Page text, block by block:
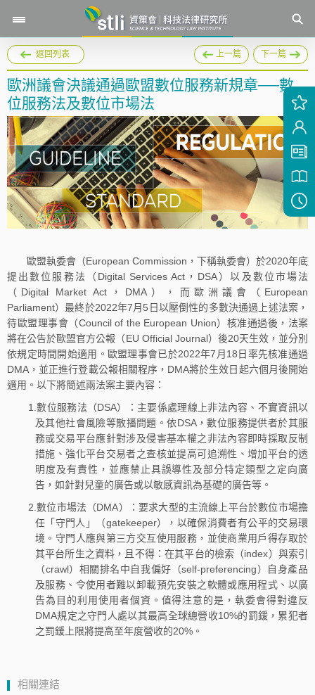
返回列表 上一篇 下一篇
歐洲議會決議通過歐盟數位服務新規章──數
位服務法及數位市場法
歐盟執委會（European Commission，下稱執委會）於2020年底
提出數位服務法（Digital Services Act，DSA）以及數位市場法
（Digital Market Act，DMA），而歐洲議會（European
Parliament）最終於2022年7月5日以壓倒性的多數決通過上述法案，
待歐盟理事會（Council of the European Union）核准通過後，法案
將在公告於歐盟官方公報（EU Official Journal）後20天生效，並分別
依規定時間開始適用。歐盟理事會已於2022年7月18日率先核准通過
DMA，並正進行登載公報相關程序，DMA將於生效日起六個月後開始
適用。以下將簡述兩法案主要內容：
1.數位服務法（DSA）：主要係處理線上非法內容、不實資訊以
及其他社會風險等散播問題。依DSA，數位服務提供者於其服
務或交易平台應針對涉及侵害基本權之非法內容即時採取反制
措施、強化平台交易者之查核並提高可追溯性、增加平台的透
明度及有責性，並應禁止具誤導性及部分特定類型之定向廣
告，如針對兒童的廣告或以敏感資訊為基礎的廣告等。
2.數位市場法（DMA）：要求大型的主流線上平台於數位市場擔
任「守門人」（gatekeeper），以確保消費者有公平的交易環
境。守門人應與第三方交互使用服務，並使商業用戶得存取於
其平台所生之資料，且不得：在其平台的檢索（index）與索引
（crawl）相關排名中自我偏好（self-preferencing）自身產品
及服務、令使用者難以卸載預先安裝之軟體或應用程式、以廣
告為目的利用使用者個資。值得注意的是，執委會得對違反
DMA規定之守門人處以其最高全球總營收10%的罰鍰，累犯者
之罰鍰上限將提高至年度營收的20%。
相關連結